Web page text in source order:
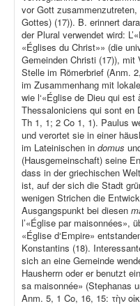
vor Gott
Gottes) (17)). B. erinnert
der Plural verwendet wird:
«Églises du Christ»» (die
Gemeinden Christi (17)), mit
Stelle im Römerbrief (Anm.
im Zusammenhang mit
wie l‘«Église de Dieu qui est
Thessaloniciens qui sont en
Th 1, 1; 2 Co 1, 1). Paulus
und verortet sie in einer
im Lateinischen in domus
(Hausgemeinschaft) seine
dass in der griechischen Welt
ist, auf der sich die Stadt
wenigen Strichen die
Ausgangspunkt bei diesen
l’«Église par maisonnées»,
«Église d‘Empire»
Konstantins (18).
sich an eine Gemeinde
Hausherrn oder er benutzt
sa maisonnée» (Stephanas
Anm. 5, 1 Co, 16, 15: τὴν